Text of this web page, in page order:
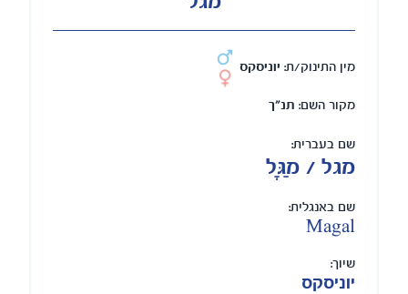
מין התינוק/ת: יוניסקס
מקור השם: תנ"ך
שם בעברית:
מגל / מַגָּל
שם באנגלית:
Magal
שיוך:
יוניסקס